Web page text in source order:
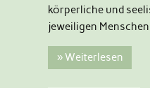
körperliche und
jeweiligen
» Weiterlesen